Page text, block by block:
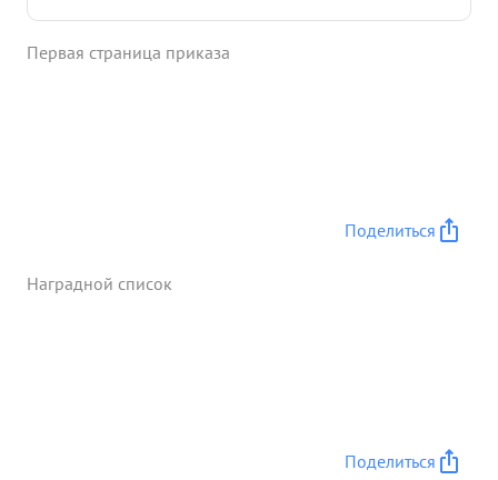
гитлеровцев. За проявленные образцы мужества
Первая страница приказа
Поделиться
Наградной список
Поделиться